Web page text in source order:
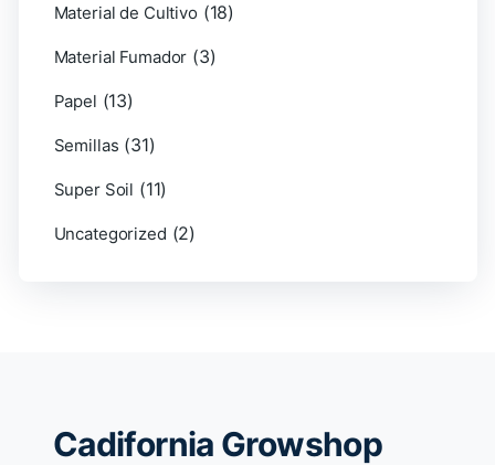
Material de Cultivo (18)
Material Fumador (3)
Papel (13)
Semillas (31)
Super Soil (11)
Uncategorized (2)
Cadifornia Growshop